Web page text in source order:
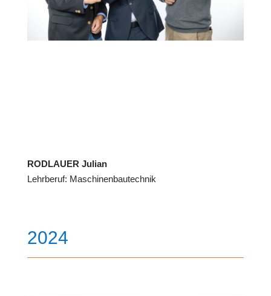
RODLAUER Julian
Lehrberuf: Maschinenbautechnik
2024